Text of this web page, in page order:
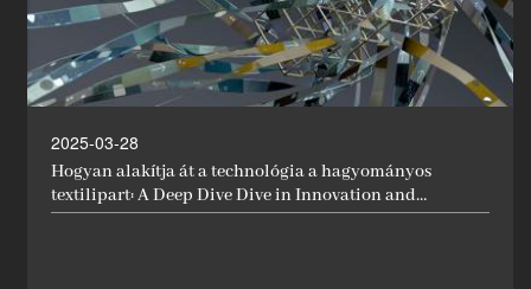
2025-03-28
Hogyan alakítja át a technológia a hagyományos
textilipart: A Deep Dive Dive in Innovation and
Applications